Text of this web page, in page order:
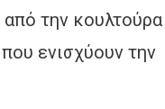
την κουλτούρα
ενισχύουν την